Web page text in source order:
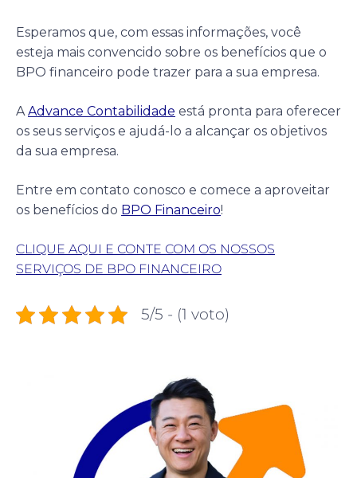
Esperamos que, com essas informações, você
esteja mais convencido sobre os benefícios que o
BPO financeiro pode trazer para a sua empresa.
AAdvance Contabilidade está pronta para oferecer
os seus serviços e ajudá-lo a alcançar os objetivos
da sua empresa.
Entre em contato conosco e comece a aproveitar
os benefícios do BPO Financeiro!
CLIQUE AQUI E CONTE COM OS NOSSOS
SERVIÇOS DE BPO FINANCEIRO
5/5 - (1 voto)